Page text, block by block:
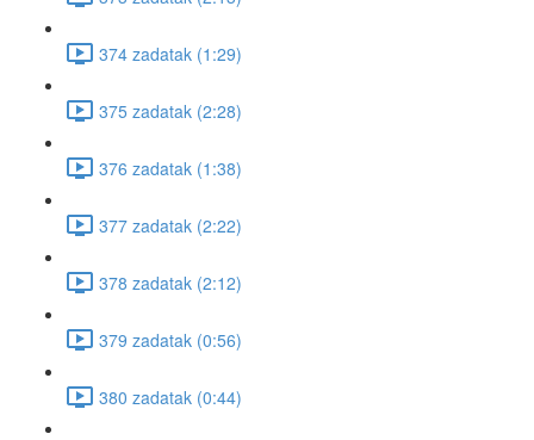
374 zadatak (1:29)
375 zadatak (2:28)
376 zadatak (1:38)
377 zadatak (2:22)
378 zadatak (2:12)
379 zadatak (0:56)
380 zadatak (0:44)